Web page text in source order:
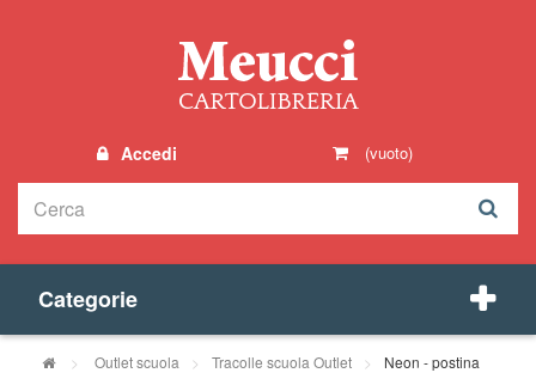
Accedi (vuoto)
Categorie
> Outlet scuola > Tracolle scuola Outlet >
Neon - postina